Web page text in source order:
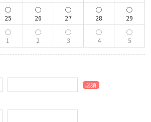
25 26 27 28 29
1 2 3 4 5
必須